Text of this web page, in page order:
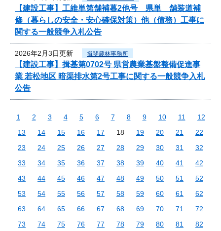
【建設工事】工維単第舗補暮2他号 県単 舗装道補
修（暮らしの安全・安心確保対策）他（債務）工事に
関する一般競争入札公告
2026年2月3日更新 揖斐農林事務所
【建設工事】揖基第0702号 県営農業基盤整備促進事
業 若松地区 暗渠排水第2号工事に関する一般競争入札
公告
1 2 3 4 5 6 7 8 9 10 11
12
13
14 15 16 17 18 19 20 21
22
23
24 25 26 27 28 29 30 31
32
33
34 35 36 37 38 39 40 41
42
43
44 45 46 47 48 49 50 51
52
53
54 55 56 57 58 59 60 61
62
63
64 65 66 67 68 69 70 71
72
73
74 75 76 77 78 79 80 81
82